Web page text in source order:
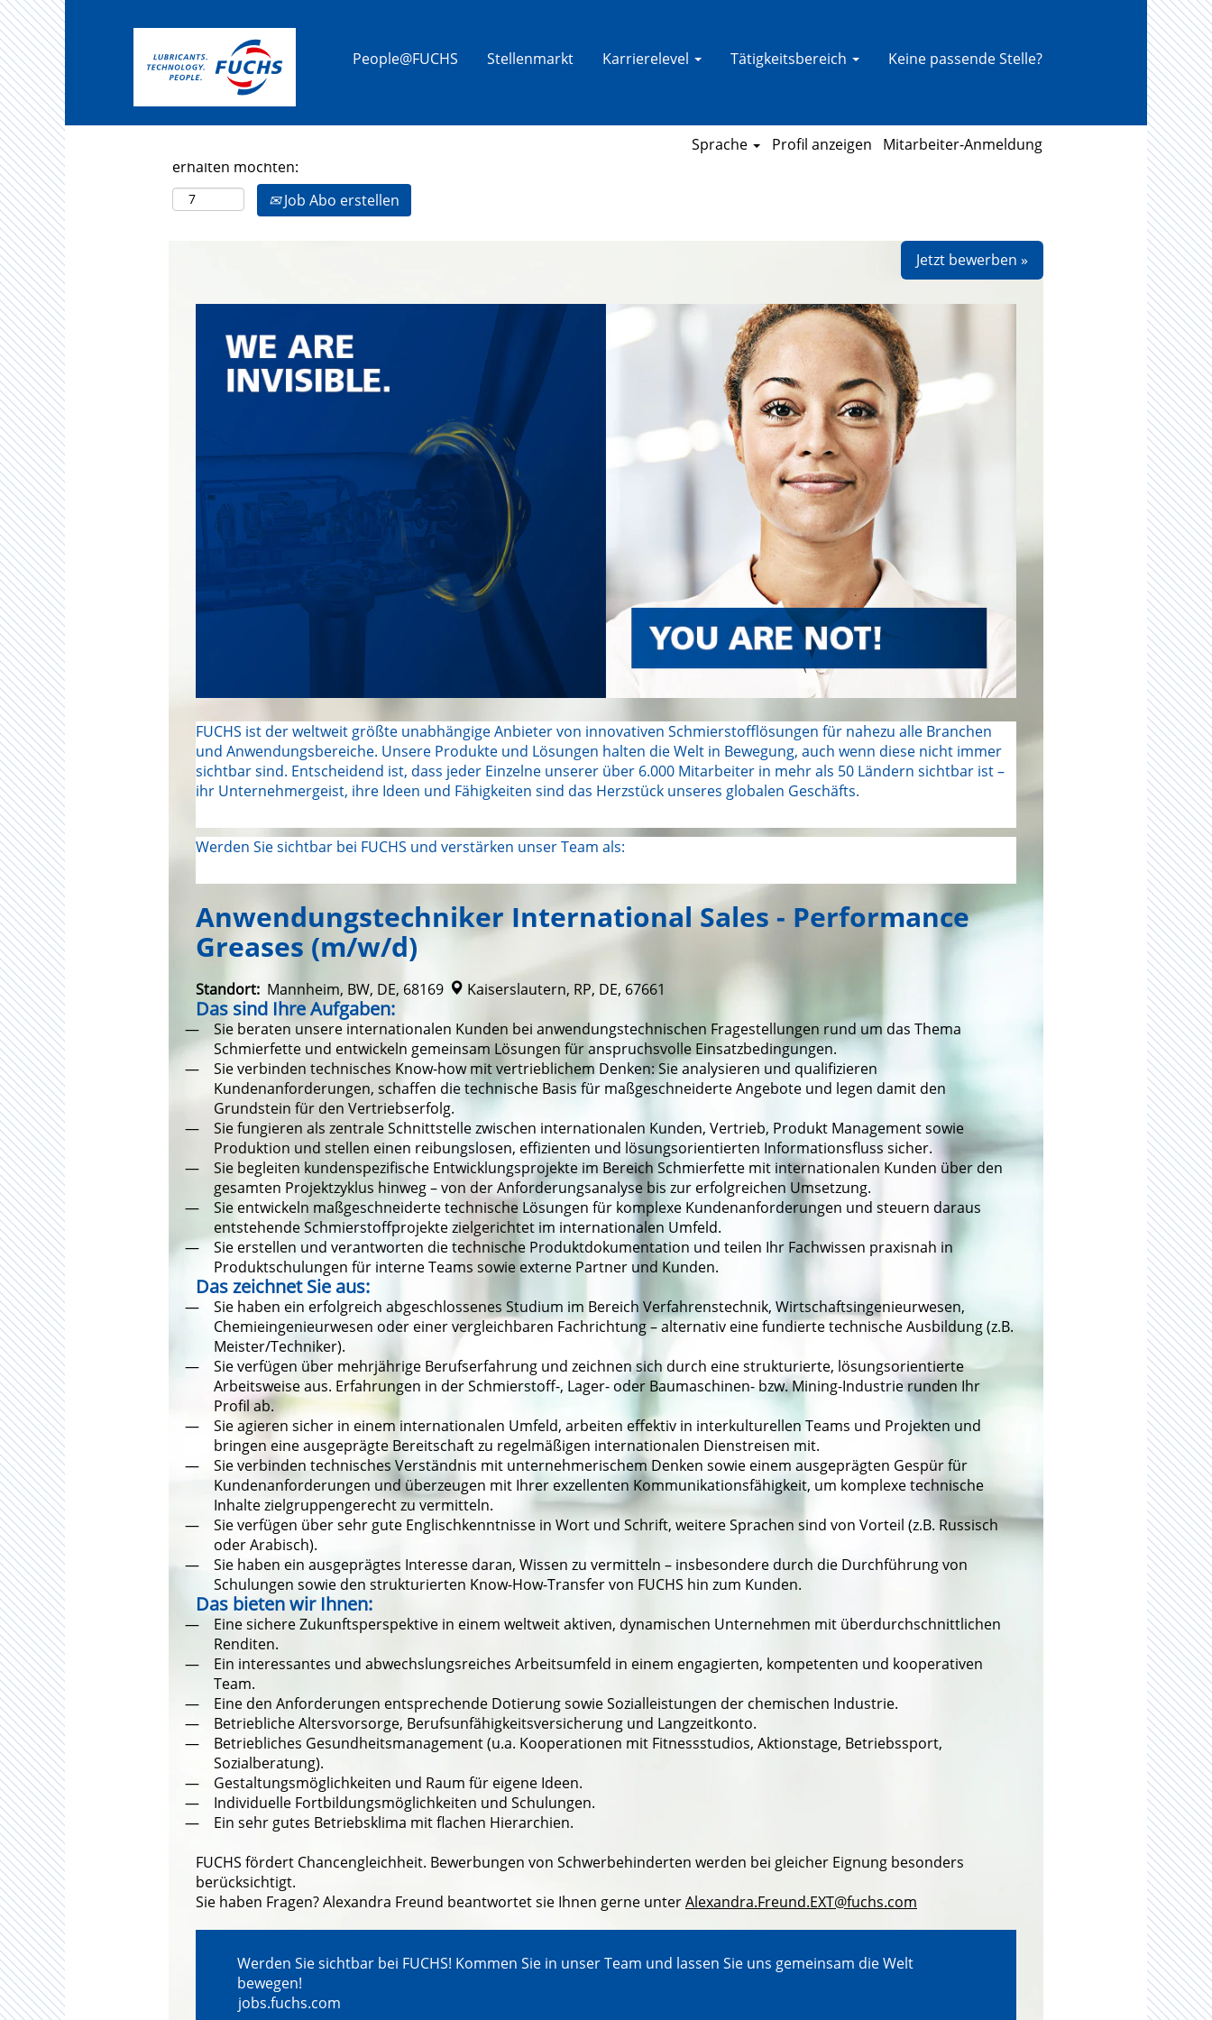
People@FUCHS Stellenmarkt Karrierelevel Tätigkeitsbereich Keine passende Stelle?
Sprache Profil anzeigen Mitarbeiter-Anmeldung
Mehr Optionen anzeigen
erhalten möchten:
Job Abo erstellen
Jetzt bewerben »
FUCHS ist der weltweit größte unabhängige Anbieter von innovativen Schmierstofflösungen für nahezu alle Branchen
und Anwendungsbereiche. Unsere Produkte und Lösungen halten die Welt in Bewegung, auch wenn diese nicht immer
sichtbar sind. Entscheidend ist, dass jeder Einzelne unserer über 6.000 Mitarbeiter in mehr als 50 Ländern sichtbar ist –
ihr Unternehmergeist, ihre Ideen und Fähigkeiten sind das Herzstück unseres globalen Geschäfts.
Werden Sie sichtbar bei FUCHS und verstärken unser Team als:
Anwendungstechniker International Sales - Performance
Greases (m/w/d)
Standort: Mannheim, BW, DE, 68169 Kaiserslautern, RP, DE, 67661
Das sind Ihre Aufgaben:
Sie beraten unsere internationalen Kunden bei anwendungstechnischen Fragestellungen rund um das Thema
Schmierfette und entwickeln gemeinsam Lösungen für anspruchsvolle Einsatzbedingungen.
Sie verbinden technisches Know-how mit vertrieblichem Denken: Sie analysieren und qualifizieren
Kundenanforderungen, schaffen die technische Basis für maßgeschneiderte Angebote und legen damit den
Grundstein für den Vertriebserfolg.
Sie fungieren als zentrale Schnittstelle zwischen internationalen Kunden, Vertrieb, Produkt Management sowie
Produktion und stellen einen reibungslosen, effizienten und lösungsorientierten Informationsfluss sicher.
Sie begleiten kundenspezifische Entwicklungsprojekte im Bereich Schmierfette mit internationalen Kunden über den
gesamten Projektzyklus hinweg – von der Anforderungsanalyse bis zur erfolgreichen Umsetzung.
Sie entwickeln maßgeschneiderte technische Lösungen für komplexe Kundenanforderungen und steuern daraus
entstehende Schmierstoffprojekte zielgerichtet im internationalen Umfeld.
Sie erstellen und verantworten die technische Produktdokumentation und teilen Ihr Fachwissen praxisnah in
Produktschulungen für interne Teams sowie externe Partner und Kunden.
Das zeichnet Sie aus:
Sie haben ein erfolgreich abgeschlossenes Studium im Bereich Verfahrenstechnik, Wirtschaftsingenieurwesen,
Chemieingenieurwesen oder einer vergleichbaren Fachrichtung – alternativ eine fundierte technische Ausbildung (z.B.
Meister/Techniker).
Sie verfügen über mehrjährige Berufserfahrung und zeichnen sich durch eine strukturierte, lösungsorientierte
Arbeitsweise aus. Erfahrungen in der Schmierstoff-, Lager- oder Baumaschinen- bzw. Mining-Industrie runden Ihr
Profil ab.
Sie agieren sicher in einem internationalen Umfeld, arbeiten effektiv in interkulturellen Teams und Projekten und
bringen eine ausgeprägte Bereitschaft zu regelmäßigen internationalen Dienstreisen mit.
Sie verbinden technisches Verständnis mit unternehmerischem Denken sowie einem ausgeprägten Gespür für
Kundenanforderungen und überzeugen mit Ihrer exzellenten Kommunikationsfähigkeit, um komplexe technische
Inhalte zielgruppengerecht zu vermitteln.
Sie verfügen über sehr gute Englischkenntnisse in Wort und Schrift, weitere Sprachen sind von Vorteil (z.B. Russisch
oder Arabisch).
Sie haben ein ausgeprägtes Interesse daran, Wissen zu vermitteln – insbesondere durch die Durchführung von
Schulungen sowie den strukturierten Know-How-Transfer von FUCHS hin zum Kunden.
Das bieten wir Ihnen:
Eine sichere Zukunftsperspektive in einem weltweit aktiven, dynamischen Unternehmen mit überdurchschnittlichen
Renditen.
Ein interessantes und abwechslungsreiches Arbeitsumfeld in einem engagierten, kompetenten und kooperativen
Team.
Eine den Anforderungen entsprechende Dotierung sowie Sozialleistungen der chemischen Industrie.
Betriebliche Altersvorsorge, Berufsunfähigkeitsversicherung und Langzeitkonto.
Betriebliches Gesundheitsmanagement (u.a. Kooperationen mit Fitnessstudios, Aktionstage, Betriebssport,
Sozialberatung).
Gestaltungsmöglichkeiten und Raum für eigene Ideen.
Individuelle Fortbildungsmöglichkeiten und Schulungen.
Ein sehr gutes Betriebsklima mit flachen Hierarchien.
FUCHS fördert Chancengleichheit. Bewerbungen von Schwerbehinderten werden bei gleicher Eignung besonders
berücksichtigt.
Sie haben Fragen? Alexandra Freund beantwortet sie Ihnen gerne unterAlexandra.Freund.EXT@fuchs.com
Werden Sie sichtbar bei FUCHS! Kommen Sie in unser Team und lassen Sie uns gemeinsam die Welt
bewegen!
jobs.fuchs.com